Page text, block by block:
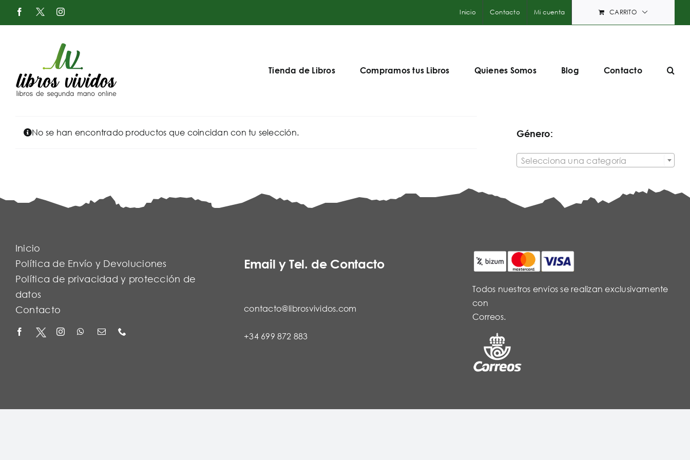
Saltar
Facebook
X
Twitter
Instagram Inicio Contacto Mi cuenta CARRITO
Tienda de Libros Compramos tus Libros Quienes Somos Blog Contacto
No se han encontrado productos que coincidan con tu selección. Género:
Selecciona una categoría
Inicio
Política de Envío y Devoluciones
Política de privacidad y protección de
datos
Contacto
Email y Tel. de Contacto
contacto@librosvividos.com
+34 699 872 883
Todos nuestros envíos se realizan exclusivamente
con
Correos.